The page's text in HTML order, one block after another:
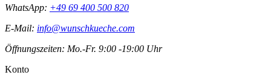
WhatsApp: +49 69 400 500 820
E-Mail: info@wunschkueche.com
Öffnungszeiten: Mo.-Fr. 9:00 -19:00 Uhr
Konto